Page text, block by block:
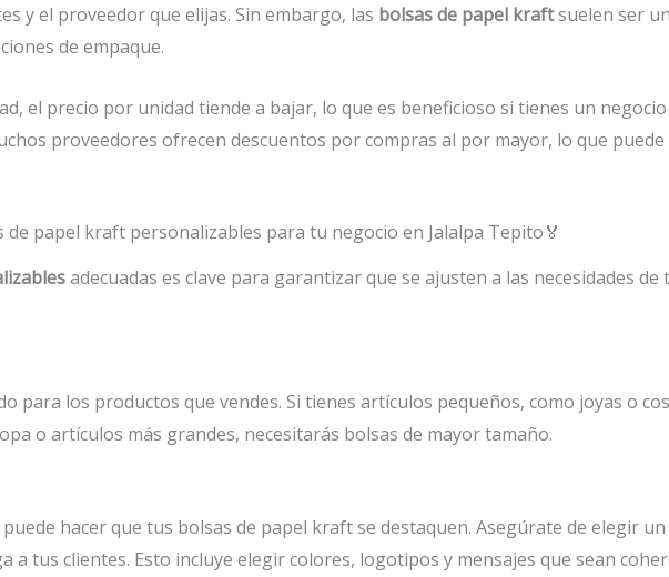
y el proveedor que elijas. Sin embargo, las bolsas de papel kraftsuelen ser
de empaque.
el precio por unidad tiende a bajar, lo que es beneficioso si tienes un
proveedores ofrecen descuentos por compras al por mayor, lo que
papel kraft personalizables para tu negocio en Jalalpa Tepito🏅
adecuadas es clave para garantizar que se ajusten a las necesidades
para los productos que vendes. Si tienes artículos pequeños, como joyas o
o artículos más grandes, necesitarás bolsas de mayor tamaño.
hacer que tus bolsas de papel kraft se destaquen. Asegúrate de elegir
a tus clientes. Esto incluye elegir colores, logotipos y mensajes que sean